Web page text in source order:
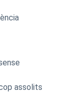
assolits